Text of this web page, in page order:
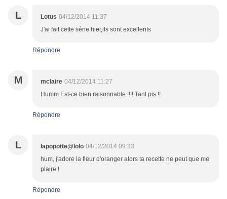
L Lotus 04/12/2014 11:37
J'ai fait cette série hier,ils sont excellents
Répondre
M mclaire 04/12/2014 11:27
Humm Est-ce bien raisonnable !!!! Tant pis !!
Répondre
L lapopotte@lolo 04/12/2014 09:33
hum, j'adore la fleur d'oranger alors ta recette ne peut que me
plaire !
Répondre